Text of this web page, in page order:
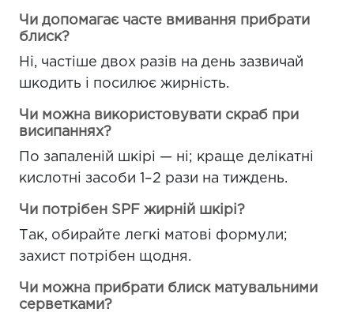
Чи допомагає часте вмивання прибрати
блиск?
Ні, частіше двох разів на день зазвичай
шкодить і посилює жирність.
Чи можна використовувати скраб при
висипаннях?
По запаленій шкірі — ні; краще делікатні
кислотні засоби 1–2 рази на тиждень.
Чи потрібен SPF жирній шкірі?
Так, обирайте легкі матові формули;
захист потрібен щодня.
Чи можна прибрати блиск матувальними
серветками?